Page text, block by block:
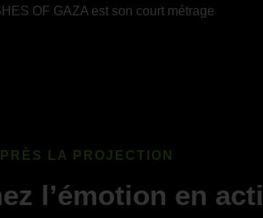
OF GAZA est son court métrage
LA PROJECTION
l’émotion en